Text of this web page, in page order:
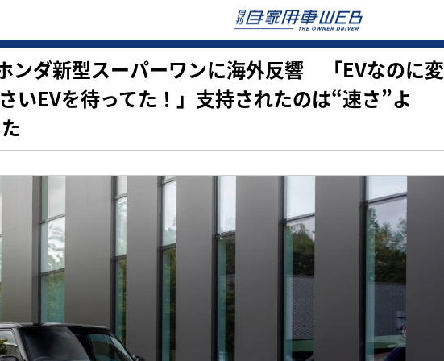
ンダ新型スーパーワンに海外反響 「EVなのに変
いEVを待ってた！」支持されたのは“速さ”よ